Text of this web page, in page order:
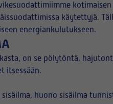
käytettyjä.
energiankulutukseen.
on se pölytöntä,
itsessään.
sisäilma, huono sisäilma